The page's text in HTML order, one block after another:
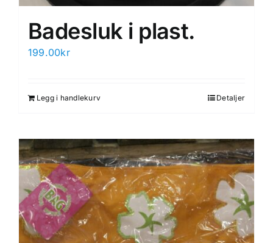
Badesluk i plast.
199.00kr
Legg i handlekurv Detaljer